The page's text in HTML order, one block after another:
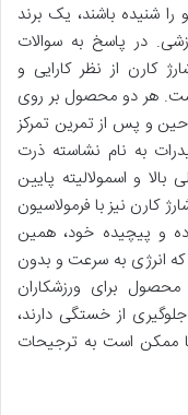
شنیده باشند، یک برند
در پاسخ به سوالات
کارن از نظر کارایی و
هر دو محصول بر روی
حین و پس از تمرین تمرکز
به نام نشاسته ذرت
و اسمولالیته پایین
کارن نیز با فرمولاسیون
و پیچیده خود، همین
انرژی به سرعت و بدون
برای ورزشکاران
از خستگی دارند،
ممکن است به ترجیحات